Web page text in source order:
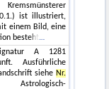
ist illustriert,
einem Bild, eine
besteht
A 1281
Ausführliche
siehe Nr.
Astrologisch-